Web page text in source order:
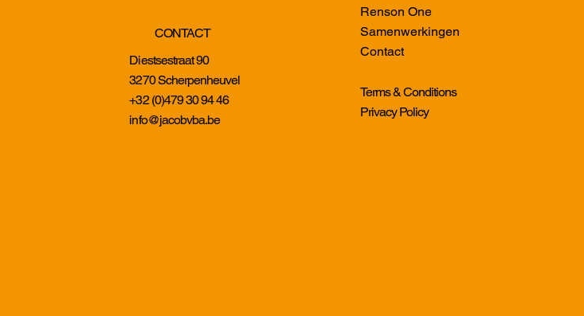
CONTACT
Diestsestraat 90
3270 Scherpenheuvel
+32 (0)479 30 94 46
info@jacobvba.be
Renson One
Samenwerkingen
Contact
Terms & Conditions
Privacy Policy